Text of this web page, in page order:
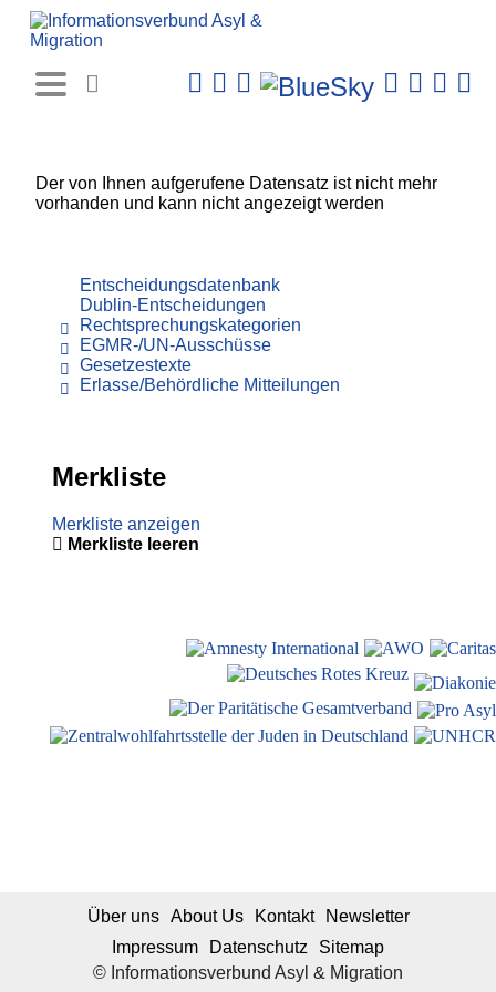
Der von Ihnen aufgerufene Datensatz ist nicht mehr
vorhanden und kann nicht angezeigt werden
Entscheidungsdatenbank
Dublin-Entscheidungen
Rechtsprechungskategorien
EGMR-/UN-Ausschüsse
Gesetzestexte
Erlasse/Behördliche Mitteilungen
Merkliste
Merkliste anzeigen
Merkliste leeren
© Informationsverbund Asyl & Migration
Über uns About Us Kontakt
Newsletter
Impressum
Datenschutz Sitemap